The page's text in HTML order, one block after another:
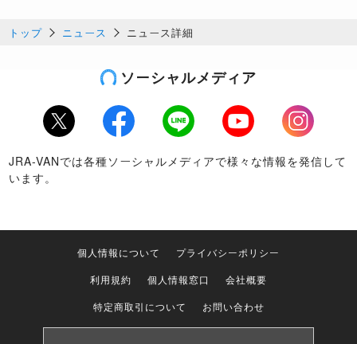
トップ ニュース ニュース詳細
ソーシャルメディア
Twitter Facebook LINE Youtube
Instagram
JRA-VANでは各種ソーシャルメディアで様々な情報を発信して
います。
個人情報について
プライバシーポリシー
利用規約
個人情報窓口
会社概要
特定商取引について
お問い合わせ